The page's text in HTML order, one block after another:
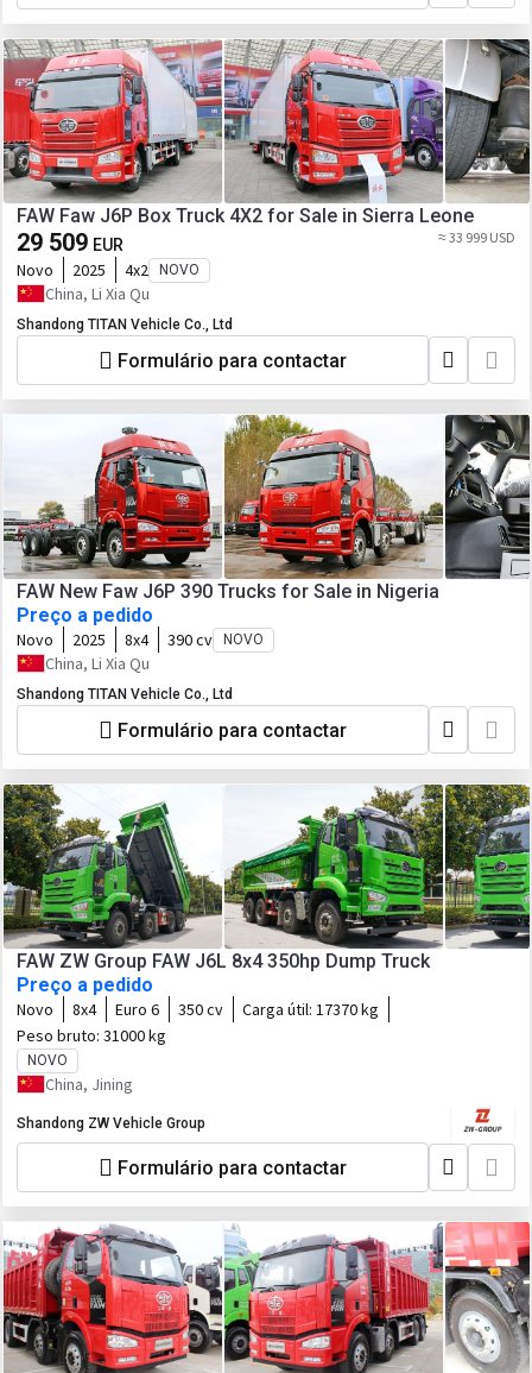
FAW Faw J6P Box Truck 4X2 for Sale in Sierra Leone
29 509 EUR ≈ 33 999 USD
Novo 2025 4x2 NOVO
China, Li Xia Qu
Shandong TITAN Vehicle Co., Ltd
Formulário para contactar
FAW New Faw J6P 390 Trucks for Sale in Nigeria
Preço a pedido
Novo 2025 8x4 390 cv NOVO
China, Li Xia Qu
Shandong TITAN Vehicle Co., Ltd
Formulário para contactar
FAW ZW Group FAW J6L 8x4 350hp Dump Truck
Preço a pedido
Novo 8x4 Euro 6 350 cv Carga útil: 17370 kg
Peso bruto: 31000 kg
NOVO
China, Jining
Shandong ZW Vehicle Group
Formulário para contactar